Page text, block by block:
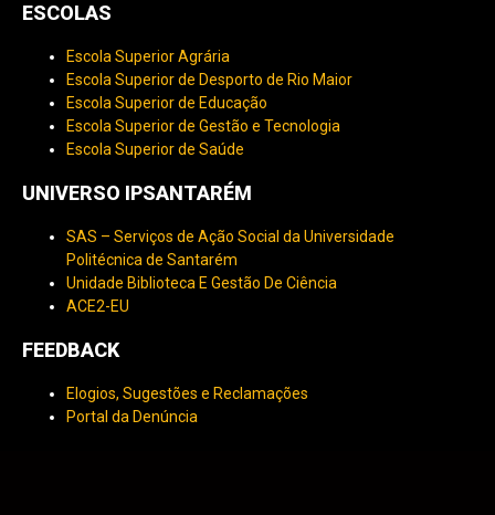
ESCOLAS
Escola Superior Agrária
Escola Superior de Desporto de Rio Maior
Escola Superior de Educação
Escola Superior de Gestão e Tecnologia
Escola Superior de Saúde
UNIVERSO IPSANTARÉM
SAS – Serviços de Ação Social da Universidade
Politécnica de Santarém
Unidade Biblioteca E Gestão De Ciência
ACE2-EU
FEEDBACK
Elogios, Sugestões e Reclamações
Portal da Denúncia